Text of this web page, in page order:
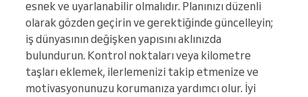
esnek ve uyarlanabilir olmalıdır. Planınızı düzenli
olarak gözden geçirin ve gerektiğinde güncelleyin;
iş dünyasının değişken yapısını aklınızda
bulundurun. Kontrol noktaları veya kilometre
taşları eklemek, ilerlemenizi takip etmenize ve
motivasyonunuzu korumanıza yardımcı olur. İyi